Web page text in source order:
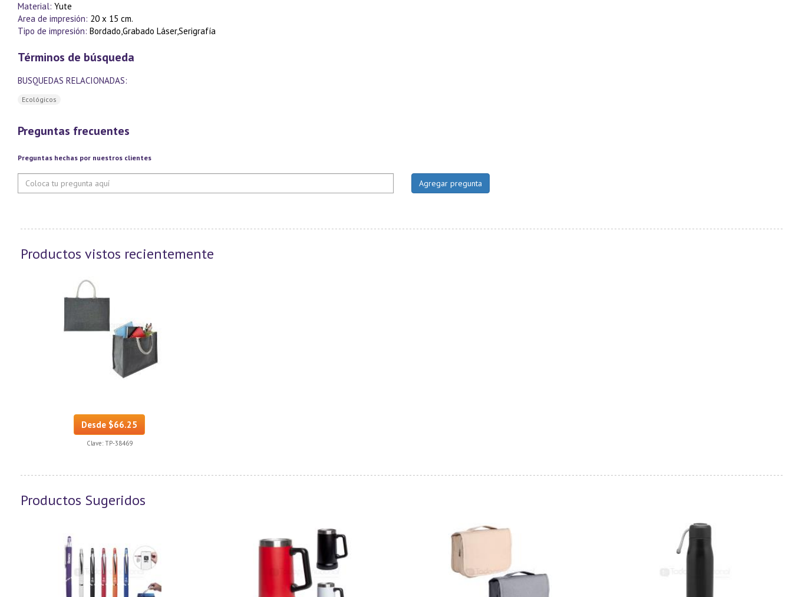
Material: Yute
Area de impresión: 20 x 15 cm.
Tipo de impresión: Bordado,Grabado Láser,Serigrafía
Términos de búsqueda
BUSQUEDAS RELACIONADAS:
Ecológicos
Preguntas frecuentes
Preguntas hechas por nuestros clientes
Productos vistos recientemente
Desde $66.25
Clave: TP-38469
Productos Sugeridos